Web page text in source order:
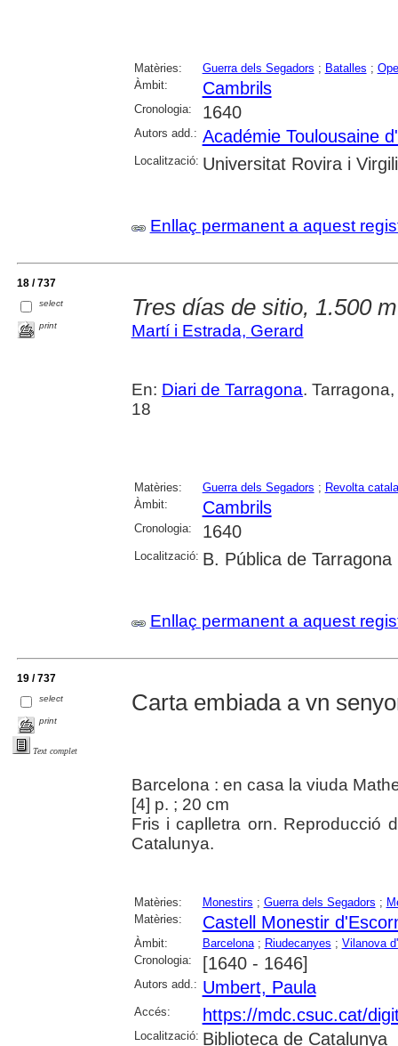
Matèries: Guerra dels Segadors ; Batalles ;
Àmbit:
Cambrils
Cronologia: 1640
Autors add.: Académie Toulousaine
Localització: Universitat Rovira i Virgili
Enllaç permanent a aquest
18 / 737
select
print
Tres días de sitio, 1.500
Martí i Estrada, Gerard
En: Diari de Tarragona.
18
Matèries: Guerra dels Segadors ; Revolta
Àmbit:
Cambrils
Cronologia: 1640
Localització: B. Pública de Tarragona
Enllaç permanent a aquest
19 / 737
select
print
Text complet
Carta embiada a vn
Barcelona : en casa la viuda
[4] p. ; 20 cm
Fris i caplletra orn. Reproducció
Catalunya.
Matèries: Monestirs ; Guerra dels Segadors ;
Matèries:
Castell Monestir
Àmbit: Barcelona; Riudecanyes ; Vilanova
Cronologia:
[1640 - 1646]
Autors add.: Umbert, Paula
Accés: https://mdc.csuc.cat/
Localització: Biblioteca de Catalunya